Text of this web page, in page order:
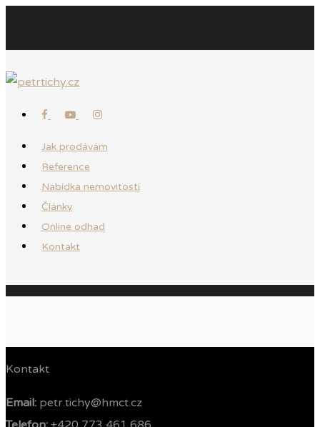
Jak prodávám
Reference
Nabídka nemovitostí
Články
Online odhad
Kontakt
Kontakt
Email: petr.tichy@hmct.cz